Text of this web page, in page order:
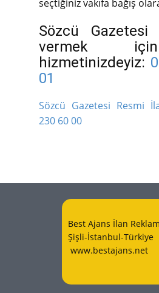
seçtiğiniz vakıfa bağış
Sözcü Gazetesi
vermek
hizmetinizdeyiz:
01
Sözcü Gazetesi Resmi
230 60 00
Best Ajans İlan
Şişli-İstanbul-Türkiye
www.bestajans.net